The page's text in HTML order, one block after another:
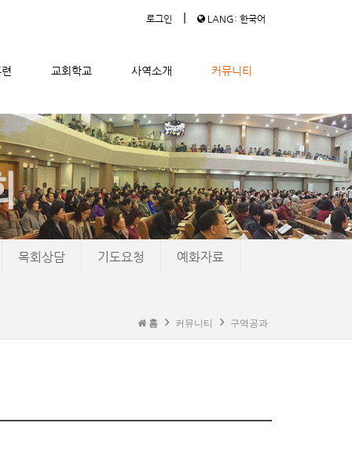
로그인 | LANG: 한국어
교회학교 사역소개 커뮤니티
목회상담 기도요청 예화자료
홈 커뮤니티 구역공과